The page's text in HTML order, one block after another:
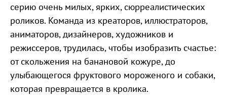
серию очень милых, ярких, сюрреалистических
роликов. Команда из креаторов, иллюстраторов,
аниматоров, дизайнеров, художников и
режиссеров, трудилась, чтобы изобразить счастье:
от скольжения на банановой кожуре, до
улыбающегося фруктового мороженого и собаки,
которая превращается в кролика.